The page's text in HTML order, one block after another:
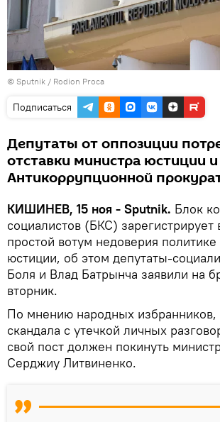
© Sputnik / Rodion Proca
Подписаться
Депутаты от оппозиции
отставки министра юстиции
Антикоррупционной
КИШИНЕВ, 15 ноя - Sputnik. Блок
социалистов (БКС) зарегистрирует
простой вотум недоверия
юстиции, об этом депутаты-
Боля и Влад Батрынча заявили на
вторник.
По мнению народных избранников,
скандала с утечкой личных
свой пост должен покинуть
Серджиу Литвиненко.